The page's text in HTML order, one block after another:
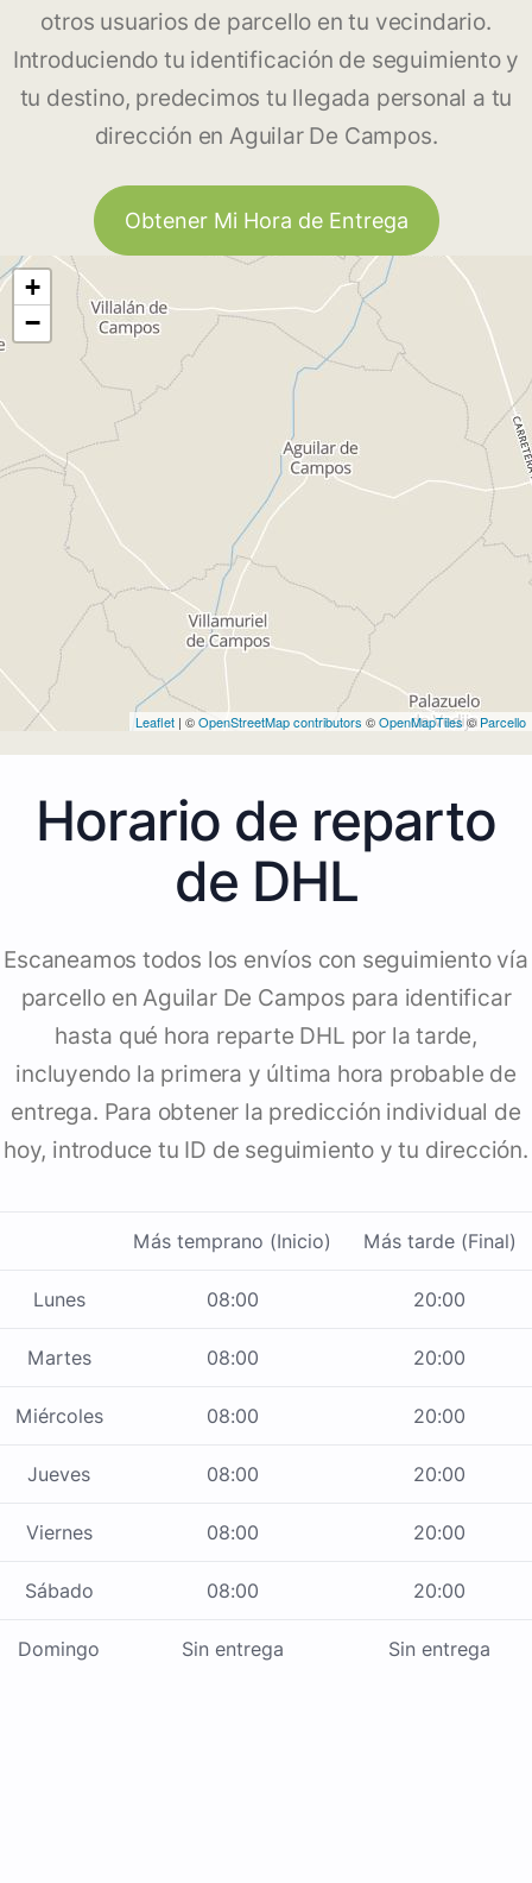
otros usuarios de parcello en tu vecindario.
Introduciendo tu identificación de seguimiento y
tu destino, predecimos tu llegada personal a tu
dirección en Aguilar De Campos.
Obtener Mi Hora de Entrega
+
−
Leaflet | ©OpenStreetMap contributors ©OpenMapTiles©Parcello
Horario de reparto
de DHL
Escaneamos todos los envíos con seguimiento vía
parcello en Aguilar De Campos para identificar
hasta qué hora reparte DHL por la tarde,
incluyendo la primera y última hora probable de
entrega. Para obtener la predicción individual de
hoy, introduce tu ID de seguimiento y tu dirección.
Más temprano (Inicio) Más tarde (Final)
Lunes 08:00 20:00
Martes 08:00 20:00
Miércoles 08:00 20:00
Jueves 08:00 20:00
Viernes 08:00 20:00
Sábado 08:00 20:00
Domingo Sin entrega Sin entrega